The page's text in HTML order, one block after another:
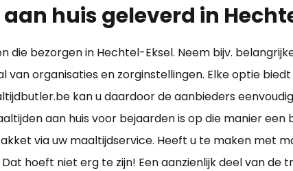
huis geleverd in
die bezorgen in Hechtel-Eksel. Neem bijv.
organisaties en zorginstellingen. Elke optie
kan u daardoor de aanbieders
aan huis voor bejaarden is op die manier
via uw maaltijdservice. Heeft u te maken met
Dat hoeft niet erg te zijn! Een aanzienlijk deel van de